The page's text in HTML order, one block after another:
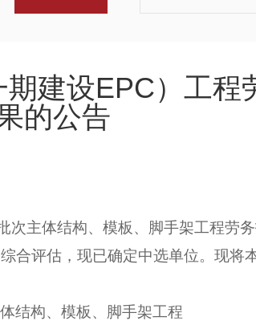
建设EPC）工程
的公告
次主体结构、模板、脚手架工程劳
评估，现已确定中选单位。现将
结构、模板、脚手架工程